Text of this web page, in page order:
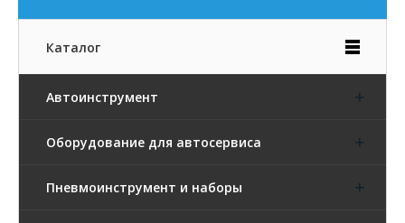
Каталог
Автоинструмент
Оборудование для автосервиса
Пневмоинструмент и наборы